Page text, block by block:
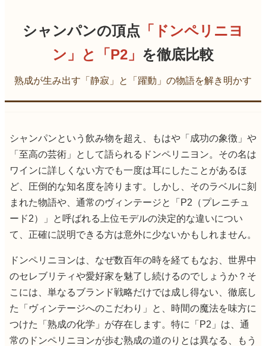
シャンパンの頂点 「ドンペリニヨ
ン」と「P2」 を徹底比較
熟成が生み出す「静寂」と「躍動」の物語を解き明かす
シャンパンという飲み物を超え、もはや「成功の象徴」や
「至高の芸術」として語られるドンペリニヨン。その名は
ワインに詳しくない方でも一度は耳にしたことがあるほ
ど、圧倒的な知名度を誇ります。しかし、そのラベルに刻
まれた物語や、通常のヴィンテージと「P2（プレニチュ
ード2）」と呼ばれる上位モデルの決定的な違いについ
て、正確に説明できる方は意外に少ないかもしれません。
ドンペリニヨンは、なぜ数百年の時を経てもなお、世界中
のセレブリティや愛好家を魅了し続けるのでしょうか？そ
こには、単なるブランド戦略だけでは成し得ない、徹底し
た「ヴィンテージへのこだわり」と、時間の魔法を味方に
つけた「熟成の化学」が存在します。特に「P2」は、通
常のドンペリニヨンが歩む熟成の道のりとは異なる、もう